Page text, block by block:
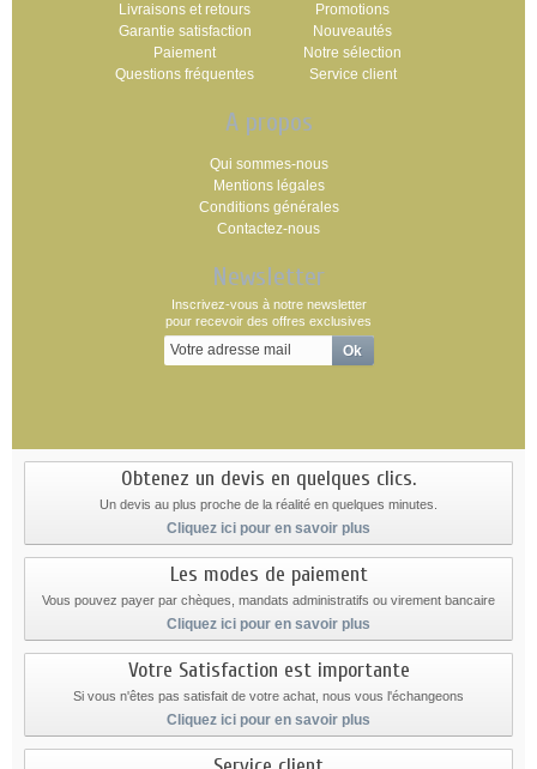
Livraisons et retours
Garantie satisfaction
Paiement
Questions fréquentes
Promotions
Nouveautés
Notre sélection
Service client
A propos
Qui sommes-nous
Mentions légales
Conditions générales
Contactez-nous
Newsletter
Inscrivez-vous à notre newsletter
pour recevoir des offres exclusives
Obtenez un devis en quelques clics.
Un devis au plus proche de la réalité en quelques minutes.
Cliquez ici pour en savoir plus
Les modes de paiement
Vous pouvez payer par chèques, mandats administratifs ou virement bancaire
Cliquez ici pour en savoir plus
Votre Satisfaction est importante
Si vous n'êtes pas satisfait de votre achat, nous vous l'échangeons
Cliquez ici pour en savoir plus